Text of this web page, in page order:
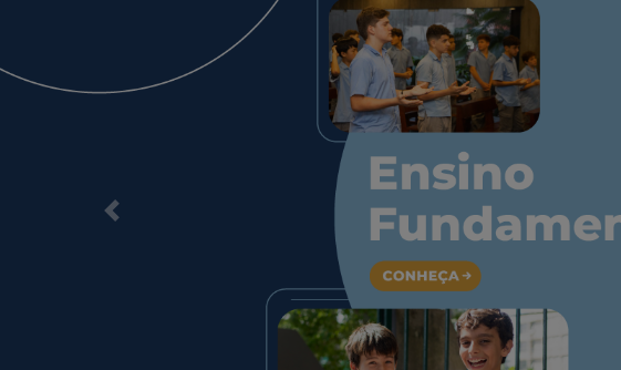
Previous